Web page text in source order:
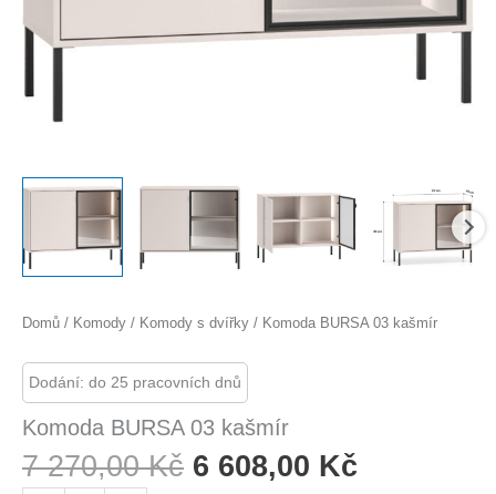
Domů / Komody / Komody s dvířky / Komoda BURSA 03 kašmír
Dodání: do 25 pracovních dnů
Komoda BURSA 03 kašmír
7 270,00Kč Původní
6 608,00 Kč